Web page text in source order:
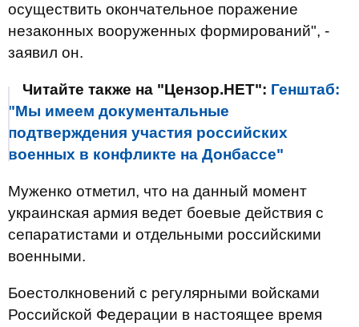
осуществить окончательное поражение
незаконных вооруженных формирований", -
заявил он.
Читайте также на "Цензор.НЕТ": Генштаб:
"Мы имеем документальные
подтверждения участия российских
военных в конфликте на Донбассе"
Муженко отметил, что на данный момент
украинская армия ведет боевые действия с
сепаратистами и отдельными российскими
военными.
Боестолкновений с регулярными войсками
Российской Федерации в настоящее время